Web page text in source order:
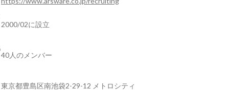
2000/02に設立
40人のメンバー
東京都豊島区南池袋2-29-12 メトロシティ